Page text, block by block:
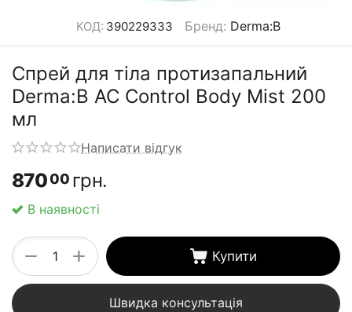
КОД: 390229333 Бренд: Derma:B
Спрей для тіла протизапальний
Derma:B AC Control Body Mist 200
мл
Написати відгук
87000 грн.
В наявності
+
− Купити
Швидка консультація